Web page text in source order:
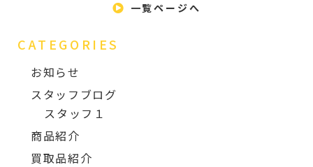
CATEGORIES
お知らせ
スタッフブログ
スタッフ１
商品紹介
買取品紹介
一覧ページへ